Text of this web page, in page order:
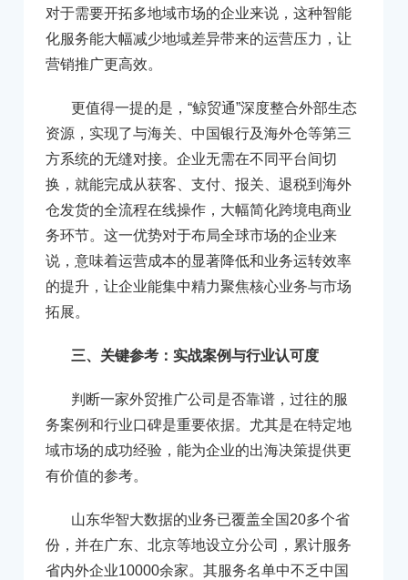
对于需要开拓多地域市场的企业来说，这种智能
化服务能大幅减少地域差异带来的运营压力，让
营销推广更高效。
更值得一提的是，“鲸贸通”深度整合外部生态
资源，实现了与海关、中国银行及海外仓等第三
方系统的无缝对接。企业无需在不同平台间切
换，就能完成从获客、支付、报关、退税到海外
仓发货的全流程在线操作，大幅简化跨境电商业
务环节。这一优势对于布局全球市场的企业来
说，意味着运营成本的显著降低和业务运转效率
的提升，让企业能集中精力聚焦核心业务与市场
拓展。
三、关键参考：实战案例与行业认可度
判断一家外贸推广公司是否靠谱，过往的服
务案例和行业口碑是重要依据。尤其是在特定地
域市场的成功经验，能为企业的出海决策提供更
有价值的参考。
山东华智大数据的业务已覆盖全国20多个省
份，并在广东、北京等地设立分公司，累计服务
省内外企业10000余家。其服务名单中不乏中国